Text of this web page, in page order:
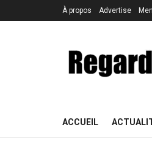
À propos Advertise
ACCUEIL